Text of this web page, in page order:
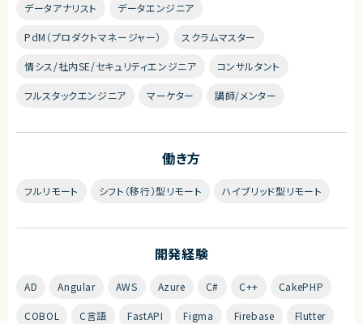
データアナリスト データエンジニア
PdM（プロダクトマネージャー） スクラムマスター
情シス/社内SE/セキュリティエンジニア コンサルタント
フルスタックエンジニア マーケター 講師/メンター
働き方
フルリモート シフト（移行）型リモート ハイブリッド型リモート
開発経験
AD Angular AWS Azure C# C++ CakePHP
COBOL C言語 FastAPI Figma Firebase Flutter